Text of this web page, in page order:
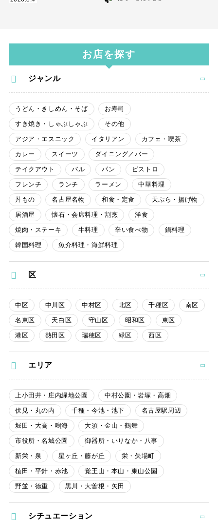
お店を探す
ジャンル
うどん・きしめん・そば お寿司
すき焼き・しゃぶしゃぶ その他
アジア・エスニック イタリアン カフェ・喫茶
カレー スイーツ ダイニング／バー
テイクアウト バル パン ビストロ
フレンチ ランチ ラーメン 中華料理
丼もの 名古屋名物 和食・定食 天ぷら・揚げ物
居酒屋 懐石・会席料理・割烹 洋食
焼肉・ステーキ 牛料理 辛い食べ物 鍋料理
韓国料理 魚介料理・海鮮料理
区
中区 中川区 中村区 北区 千種区 南区
名東区 天白区 守山区 昭和区 東区
港区 熱田区 瑞穂区 緑区 西区
エリア
上小田井・庄内緑地公園 中村公園・岩塚・高畑
伏見・丸の内 千種・今池・池下 名古屋駅周辺
堀田・大高・鳴海 大須・金山・鶴舞
市役所・名城公園 御器所・いりなか・八事
新栄・泉 星ヶ丘・藤が丘 栄・矢場町
植田・平針・赤池 覚王山・本山・東山公園
野並・徳重 黒川・大曽根・矢田
シチュエーション